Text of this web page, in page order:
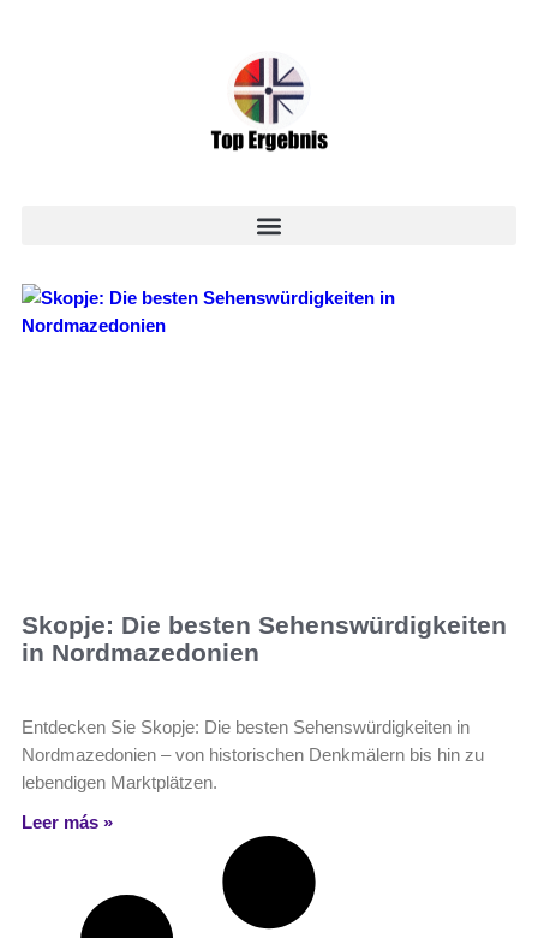
Skopje: Die besten Sehenswürdigkeiten
in Nordmazedonien
Entdecken Sie Skopje: Die besten Sehenswürdigkeiten in
Nordmazedonien – von historischen Denkmälern bis hin zu
lebendigen Marktplätzen.
Leer más »